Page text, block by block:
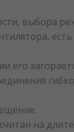
выбора
на